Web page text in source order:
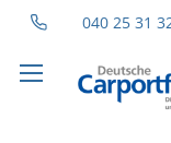
040 25 31
zum